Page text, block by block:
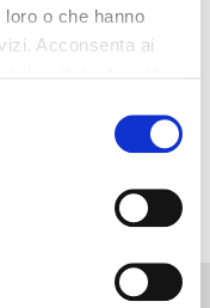
o che hanno
Acconsenta ai
cose da
di vedere punti